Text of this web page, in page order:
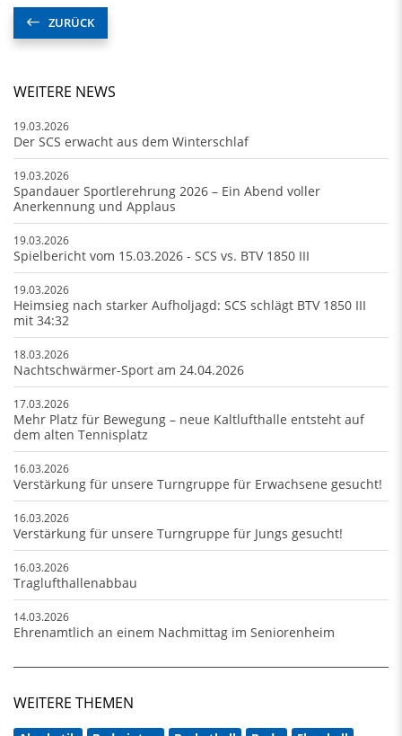
ZURÜCK
WEITERE NEWS
19.03.2026
Der SCS erwacht aus dem Winterschlaf
19.03.2026
Spandauer Sportlerehrung 2026 – Ein Abend voller
Anerkennung und Applaus
19.03.2026
Spielbericht vom 15.03.2026 - SCS vs. BTV 1850 III
19.03.2026
Heimsieg nach starker Aufholjagd: SCS schlägt BTV 1850 III
mit 34:32
18.03.2026
Nachtschwärmer-Sport am 24.04.2026
17.03.2026
Mehr Platz für Bewegung – neue Kaltlufthalle entsteht auf
dem alten Tennisplatz
16.03.2026
Verstärkung für unsere Turngruppe für Erwachsene gesucht!
16.03.2026
Verstärkung für unsere Turngruppe für Jungs gesucht!
16.03.2026
Traglufthallenabbau
14.03.2026
Ehrenamtlich an einem Nachmittag im Seniorenheim
WEITERE THEMEN